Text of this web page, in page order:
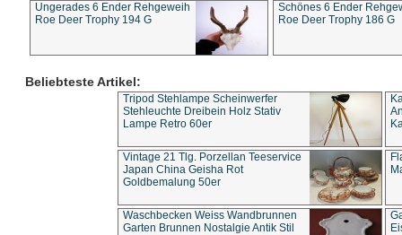
Ungerades 6 Ender Rehgeweih
Roe Deer Trophy 194 G
Schönes 6 Ender
Roe Deer Trophy 186 G
Beliebteste Artikel:
Tripod Stehlampe Scheinwerfer
Stehleuchte Dreibein Holz Stativ
Lampe Retro 60er
Vintage 21 Tlg. Porzellan Teeservice
Japan China Geisha Rot
Goldbemalung 50er
Waschbecken Weiss Wandbrunnen
Garten Brunnen Nostalgie Antik Stil